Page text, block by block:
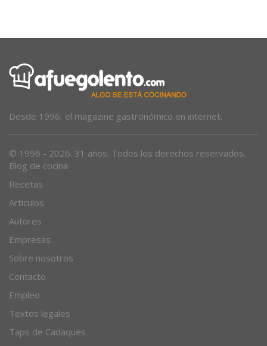
Blog de cocina
Recetas
Artículos
Autores
Empresas
Sobre nosotros
Contacto
Empleo
Textos legales